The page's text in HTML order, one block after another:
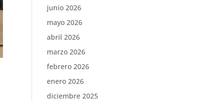
junio 2026
mayo 2026
abril 2026
marzo 2026
febrero 2026
enero 2026
diciembre 2025